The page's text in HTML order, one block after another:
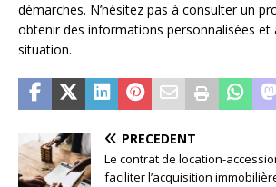
démarches. N’hésitez pas à consulter un
obtenir des informations personnalisées et
situation.
PRÉCÉDENT
Le contrat de location-
faciliter l’acquisition